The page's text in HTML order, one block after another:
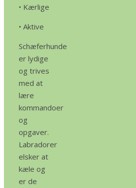
• Kærlige
• Aktive
Schæferhunde
er lydige
og trives
med at
lære
kommandoer
og
opgaver.
Labradorer
elsker at
kæle og
er de